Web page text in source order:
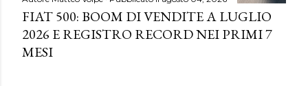
FIAT 500: BOOM DI VENDITE A LUGLIO
2026 E REGISTRO RECORD NEI PRIMI 7
MESI